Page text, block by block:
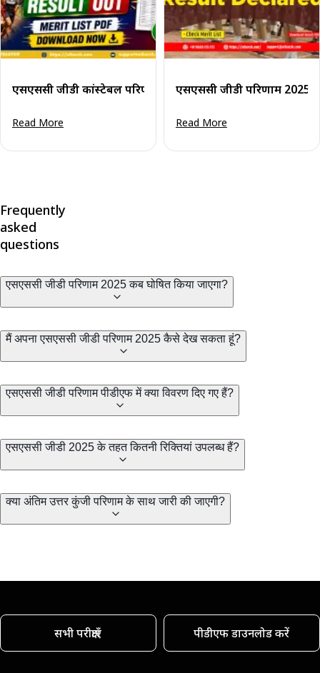
एसएससी जीडी कांस्टेबल परिणाम 2025 जारी: पीईटी मेरिट सूची
Read More
एसएससी जीडी परिणाम 2025
Read More
Frequently
asked
questions
एसएससी जीडी परिणाम 2025 कब घोषित किया जाएगा?
मैं अपना एसएससी जीडी परिणाम 2025 कैसे देख सकता हूं?
एसएससी जीडी परिणाम पीडीएफ में क्या विवरण दिए गए हैं?
एसएससी जीडी 2025 के तहत कितनी रिक्तियां उपलब्ध हैं?
क्या अंतिम उत्तर कुंजी परिणाम के साथ जारी की जाएगी?
सभी परीक्षाएँ पीडीएफ डाउनलोड करें